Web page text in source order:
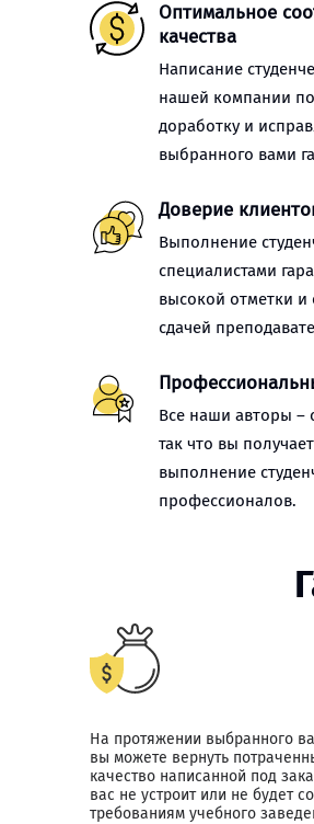
Оптимальное
качества
Написание
нашей компании
доработку и
выбранного вами
Доверие
Выполнение
специалистами
высокой отметки и
сдачей
Все наши авторы –
так что вы
выполнение
профессионалов.
На протяжении выбранного
вы можете вернуть
качество написанной под
вас не устроит или не будет
требованиям учебного